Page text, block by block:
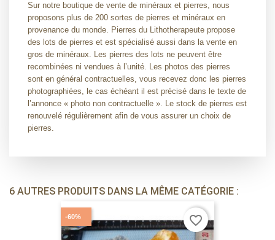
Sur notre boutique de vente de minéraux et pierres, nous
proposons plus de 200 sortes de pierres et minéraux en
provenance du monde. Pierres du Lithotherapeute propose
des lots de pierres et est spécialisé aussi dans la vente en
gros de minéraux. Les pierres des lots ne peuvent être
recombinées ni vendues à l’unité. Les photos des pierres
sont en général contractuelles, vous recevez donc les pierres
photographiées, le cas échéant il est précisé dans le texte de
l’annonce « photo non contractuelle ». Le stock de pierres est
renouvelé régulièrement afin de vous assurer un choix de
pierres.
6 AUTRES PRODUITS DANS LA MÊME CATÉGORIE :
-60% favorite_border